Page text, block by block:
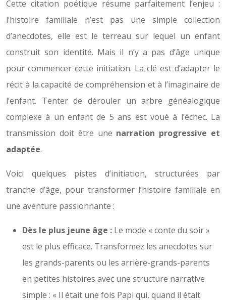
Cette citation poétique résume parfaitement l’enjeu :
l’histoire familiale n’est pas une simple collection
d’anecdotes, elle est le terreau sur lequel un enfant
construit son identité. Mais il n’y a pas d’âge unique
pour commencer cette initiation. La clé est d’adapter le
récit à la capacité de compréhension et à l’imaginaire de
l’enfant. Tenter de dérouler un arbre généalogique
complexe à un enfant de 5 ans est voué à l’échec. La
transmission doit être une narration progressive et
adaptée.
Voici quelques pistes d’initiation, structurées par
tranche d’âge, pour transformer l’histoire familiale en
une aventure passionnante :
Dès le plus jeune âge : Le mode « conte du soir »
est le plus efficace. Transformez les anecdotes sur
les grands-parents ou les arrière-grands-parents
en petites histoires avec une structure narrative
simple : « Il était une fois Papi qui, quand il était